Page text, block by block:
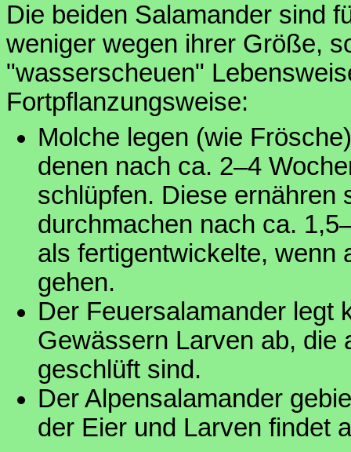
Die beiden Salamander sind
weniger wegen ihrer Größe,
"wasserscheuen"
Fortpflanzungsweise:
Molche legen (wie
denen nach ca. 2–4
schlüpfen. Diese ernähren
durchmachen nach ca.
als fertigentwickelte, wenn
gehen.
Der Feuersalamander legt
Gewässern Larven ab, die
geschlüft sind.
Der Alpensalamander
der Eier und Larven findet